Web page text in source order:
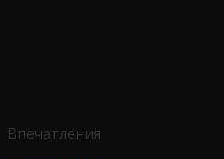
Впечатления